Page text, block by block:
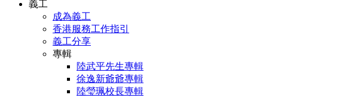
義工
成為義工
香港服務工作指引
義工分享
專輯
陸武平先生專輯
徐逸新爺爺專輯
陸瑩珮校長專輯